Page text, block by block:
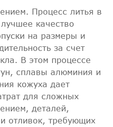
Процесс литья в
качество
на размеры и
за счет
В этом процессе
сплавы алюминия и
кожуха дает
для сложных
деталей,
отливок, требующих